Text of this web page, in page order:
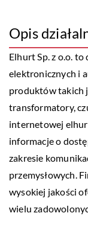
Opis
Elhurt Sp. z o.o. to
elektronicznych i
produktów takich
transformatory,
internetowej
informacje o
zakresie
przemysłowych.
wysokiej jakości
wielu